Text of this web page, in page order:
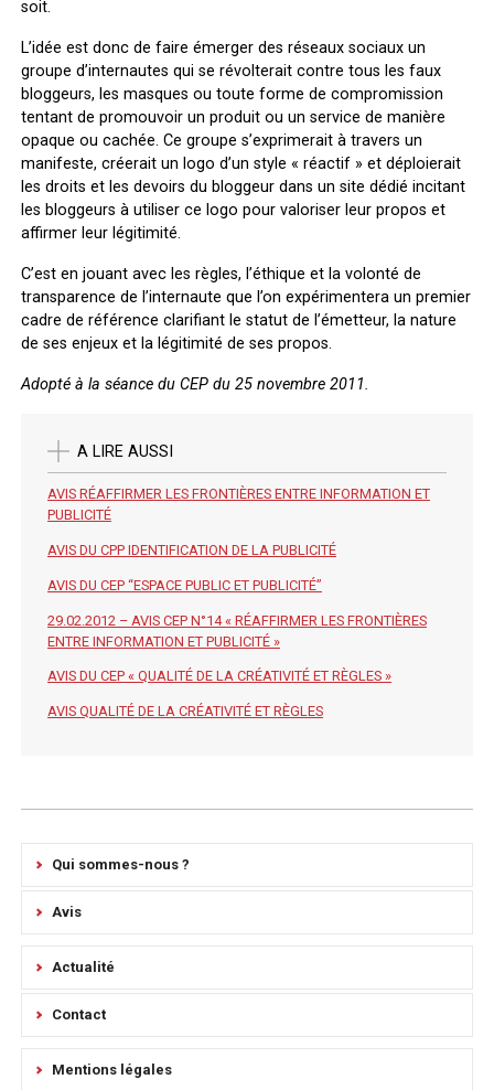
soit.
L’idée est donc de faire émerger des réseaux sociaux un
groupe d’internautes qui se révolterait contre tous les faux
bloggeurs, les masques ou toute forme de compromission
tentant de promouvoir un produit ou un service de manière
opaque ou cachée. Ce groupe s’exprimerait à travers un
manifeste, créerait un logo d’un style « réactif » et déploierait
les droits et les devoirs du bloggeur dans un site dédié incitant
les bloggeurs à utiliser ce logo pour valoriser leur propos et
affirmer leur légitimité.
C’est en jouant avec les règles, l’éthique et la volonté de
transparence de l’internaute que l’on expérimentera un premier
cadre de référence clarifiant le statut de l’émetteur, la nature
de ses enjeux et la légitimité de ses propos.
Adopté à la séance du CEP du 25 novembre 2011.
A LIRE AUSSI
AVIS RÉAFFIRMER LES FRONTIÈRES ENTRE INFORMATION ET
PUBLICITÉ
AVIS DU CPP IDENTIFICATION DE LA PUBLICITÉ
AVIS DU CEP “ESPACE PUBLIC ET PUBLICITÉ”
29.02.2012 – AVIS CEP N°14 « RÉAFFIRMER LES FRONTIÈRES
ENTRE INFORMATION ET PUBLICITÉ »
AVIS DU CEP « QUALITÉ DE LA CRÉATIVITÉ ET RÈGLES »
AVIS QUALITÉ DE LA CRÉATIVITÉ ET RÈGLES
Qui sommes-nous ?
Avis
Actualité
Contact
Mentions légales